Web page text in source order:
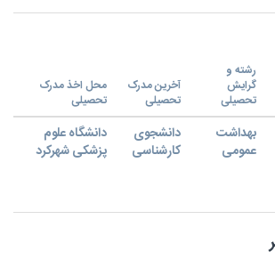
رشته و
گرایش
تحصیلی
آخرین مدرک
تحصیلی
محل اخذ مدرک
تحصیلی
بهداشت
عمومی
دانشجوی
کارشناسی
دانشگاه علوم
پزشکی شهرکرد